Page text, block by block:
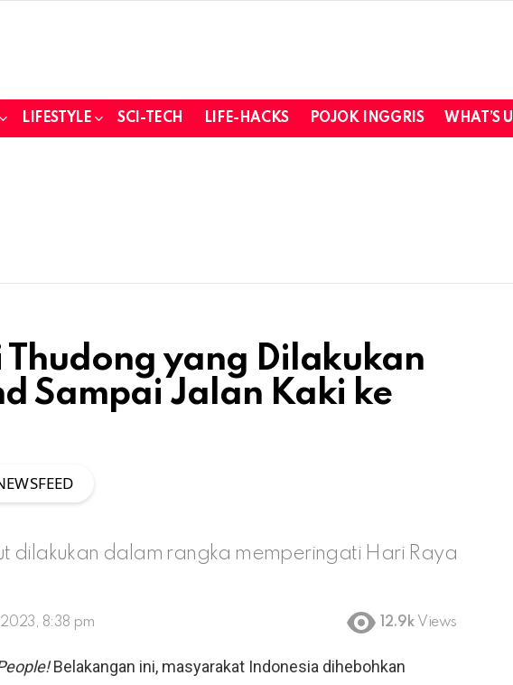
LIFESTYLE SCI-TECH LIFE-HACKS POJOK INGGRIS WHAT’S
Thudong yang Dilakukan
Sampai Jalan Kaki ke
dilakukan dalam rangka memperingati Hari Raya
8:38 pm 12.9k Views
Belakangan ini, masyarakat Indonesia dihebohkan